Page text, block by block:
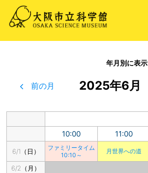
年月別に表示
前の月 2025年6月
10:00 11:00
6/1（日）
ファミリータイム
10:10～
月世界への道
6/2（月）